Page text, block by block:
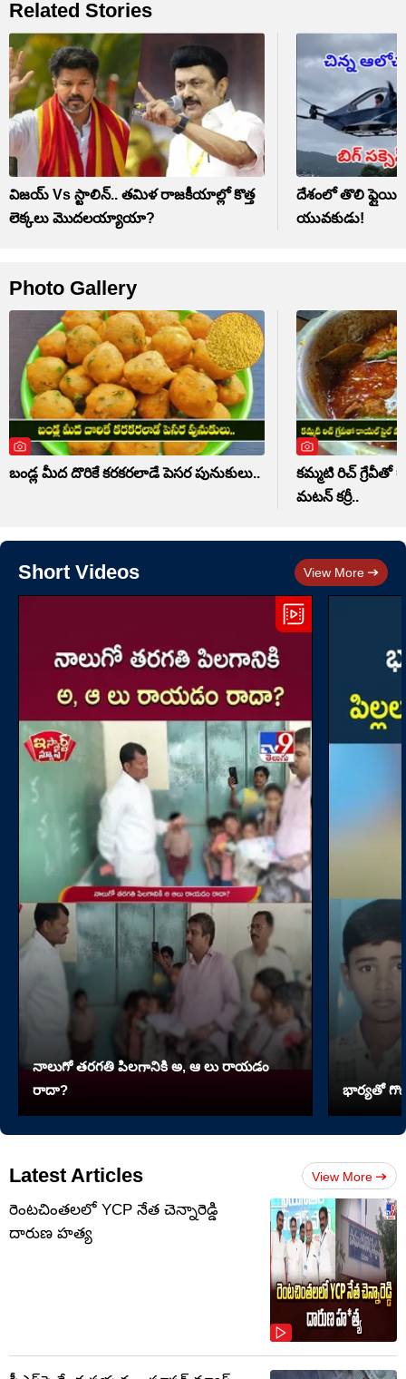
Related Stories
విజయ్ Vs స్టాలిన్.. తమిళ రాజకీయాల్లో కొత్త
లెక్కలు మొదలయ్యాయా?
దేశంలో తొలి
యువకుడు!
Photo Gallery
బండ్ల మీద దొరికే కరకరలాడే పెసర పునుకులు..
కమ్మటి రిచ్
మటన్ కర్రీ..
Short Videos View More
నాలుగో త‌ర‌గతి పిలగానికి అ, ఆ లు రాయ‌డం
రాదా?
భార్యతో
Latest Articles View More
రెంటచింతలలో YCP నేత చెన్నారెడ్డి
దారుణ హత్య